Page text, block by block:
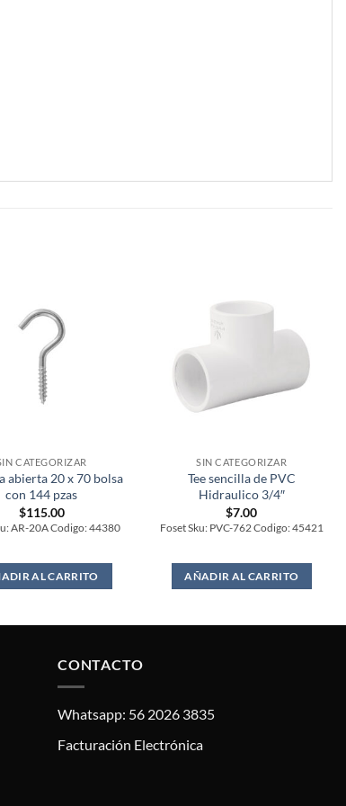
CATEGORIZAR
abierta 20 x 70 bolsa
con 144 pzas
$115.00
AR-20A Codigo: 44380
AL CARRITO
SIN CATEGORIZAR
Tee sencilla de PVC
Hidraulico 3/4″
$7.00
Foset Sku: PVC-762 Codigo: 45421
AÑADIR AL CARRITO
CONTACTO
Whatsapp: 56 2026 3835
Facturación Electrónica